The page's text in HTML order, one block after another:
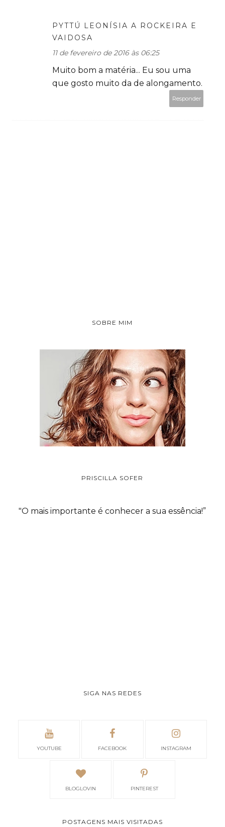
PYTTÚ LEONÍSIA A ROCKEIRA E
VAIDOSA
11 de fevereiro de 2016 às 06:25
Muito bom a matéria... Eu sou uma
que gosto muito da de alongamento.
Responder
SOBRE MIM
PRISCILLA SOFER
"O mais importante é conhecer a sua essência!”
SIGA NAS REDES
YOUTUBE FACEBOOK INSTAGRAM
BLOGLOVIN PINTEREST
POSTAGENS MAIS VISITADAS